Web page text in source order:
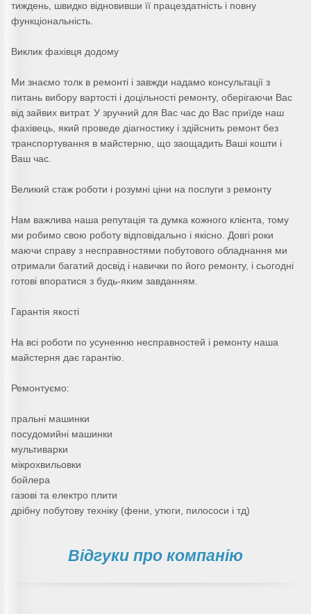
тиждень, швидко відновивши її працездатність і повну
функціональність.
Виклик фахівця додому
Ми знаємо толк в ремонті і завжди надамо консультації з
питань вибору вартості і доцільності ремонту, оберігаючи Вас
від зайвих витрат. У зручний для Вас час до Вас приїде наш
фахівець, який проведе діагностику і здійснить ремонт без
транспортування в майстерню, що заощадить Ваші кошти і
Ваш час.
Великий стаж роботи і розумні ціни на послуги з ремонту
Нам важлива наша репутація та думка кожного клієнта, тому
ми робимо свою роботу відповідально і якісно. Довгі роки
маючи справу з несправностями побутового обладнання ми
отримали багатий досвід і навички по його ремонту, і сьогодні
готові впоратися з будь-яким завданням.
Гарантія якості
На всі роботи по усуненню несправностей і ремонту наша
майстерня дає гарантію.
Ремонтуємо:
пральні машинки
посудомийні машинки
мультиварки
мікрохвильовки
бойлера
газові та електро плити
дрібну побутову техніку (фени, утюги, пилососи і тд)
Відгуки про компанію